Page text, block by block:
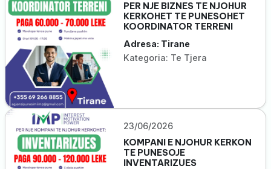
PER NJE BIZNES TE NJOHUR
KERKOHET TE PUNESOHET
KOORDINATOR TERRENI
Adresa: Tirane
Kategoria: Te Tjera
23/06/2026
KOMPANI E NJOHUR KERKON
TE PUNESOJE
INVENTARIZUES